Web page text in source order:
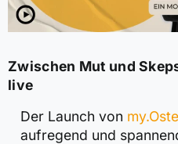
Zwischen Mut und
live
Der Launch von
aufregend und